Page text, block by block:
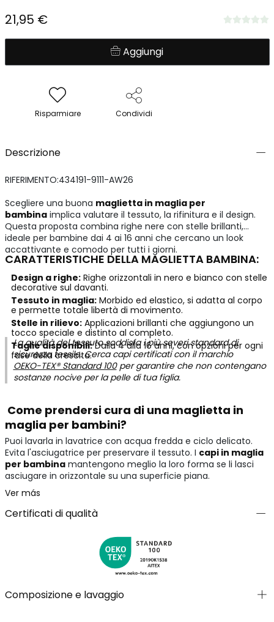
21,95 €
Aggiungi
Risparmiare Condividi
Descrizione
RIFERIMENTO:434191-9111-AW26
Scegliere una buona maglietta in maglia per
bambinaimplica valutare il tessuto, la rifinitura e il design.
Questa proposta combina righe nere con stelle brillanti,
ideale per bambine dai 4 ai 16 anni che cercano un look
accattivante e comodo per tutti i giorni.
CARATTERISTICHE DELLA MAGLIETTA BAMBINA:
Design a righe:Righe orizzontali in nero e bianco con stelle
decorative sul davanti.
Tessuto in maglia:Morbido ed elastico, si adatta al corpo
e permette totale libertà di movimento.
Stelle in rilievo:Applicazioni brillanti che aggiungono un
tocco speciale e distinto al completo.
Taglie disponibili:Dalla 4 alla 16 anni, con opzioni per ogni
fase della crescita.
La qualità del tessuto soddisfa i più severi standard di
sicurezza tessile. Cerca capi certificati con il marchio
OEKO-TEX® Standard 100per garantire che non contengano
sostanze nocive per la pelle di tua figlia.
Come prendersi cura di una maglietta in
maglia per bambini?
Puoi lavarla in lavatrice con acqua fredda e ciclo delicato.
Evita l'asciugatrice per preservare il tessuto. I capi in maglia
per bambinamantengono meglio la loro forma se li lasci
asciugare in orizzontale su una superficie piana.
Ver más
Certificati di qualità
Composizione e lavaggio